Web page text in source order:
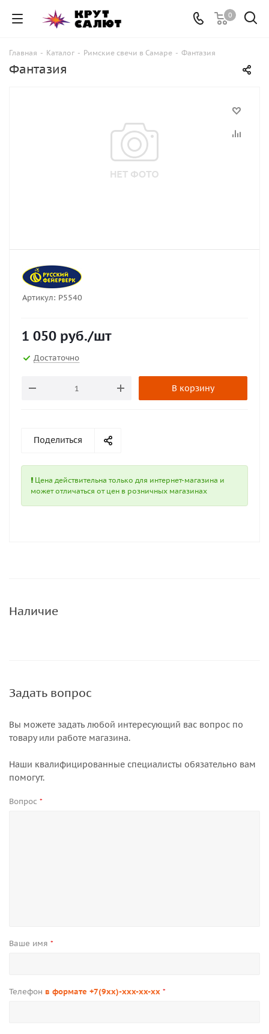
0
Главная - Каталог - Римские свечи в Самаре - Фантазия
Фантазия
Артикул: Р5540
1 050 руб./шт
Достаточно
В корзину
Поделиться
Цена действительна только для интернет-магазина и
может отличаться от цен в розничных магазинах
Наличие
Задать вопрос
Вы можете задать любой интересующий вас вопрос по
товару или работе магазина.
Наши квалифицированные специалисты обязательно вам
помогут.
Вопрос *
Ваше имя *
Телефон в формате +7(9xx)-xxx-xx-xx *